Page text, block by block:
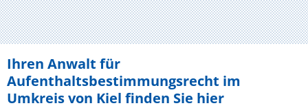
Ihren Anwalt für
Aufenthaltsbestimmungsrecht im
Umkreis von Kiel finden Sie hier